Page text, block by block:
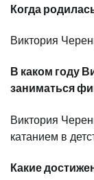
Когда
Виктория
В каком году
заниматься
Виктория
катанием в
Какие